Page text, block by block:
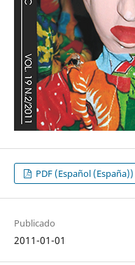
PDF (Español (España))
Publicado
2011-01-01